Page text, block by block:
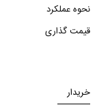
نحوه عملکرد
قیمت گذاری
خریدار